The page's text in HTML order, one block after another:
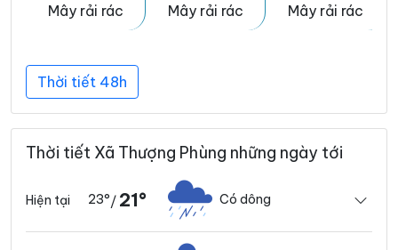
Mây rải rác
Mây rải rác
Mây rải rác
Thời tiết 48h
Thời tiết Xã Thượng Phùng những ngày tới
Hiện tại 23°/ 21° Có dông